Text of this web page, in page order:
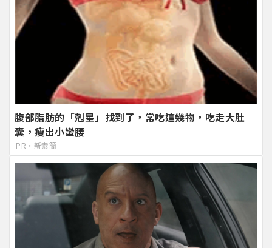
腹部脂肪的「剋星」找到了，常吃這幾物，吃走大肚
囊，瘦出小蠻腰
PR・新素簡